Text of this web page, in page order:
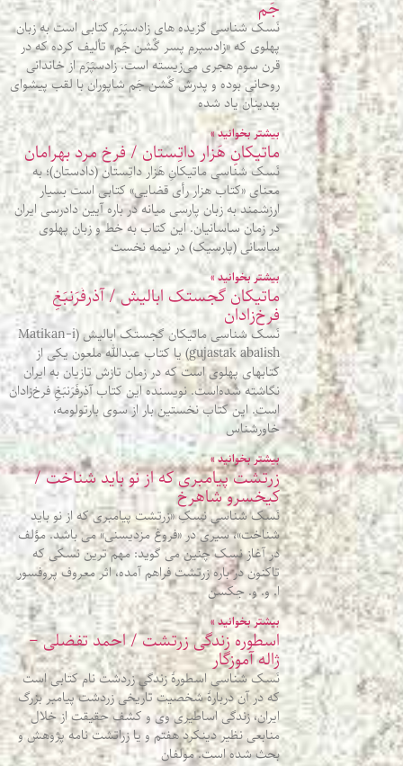
جَم
نَسک شناسی گزیده‌ های زادسپَرَم کتابی است به زبان
پهلوی که «زادسپرم پسر گٌشن‌ جَم» تألیف کرده که در
قرن سوم هجری می‌زیسته‌ است. زادسپَرَم از خاندانی
روحانی بوده و پدرش گٌشن‌ جَم شاپوران با لقب پیشوای
بهدینان یاد شده‌
بیشتر بخوانید »
ماتیکانِ هَزار داتِستان / فرخ مرد بهرامان
نَسک شناسی ماتیکانِ هَزار داتِستان (دادستان)؛ به
معنای «کتاب هزار رأی قضایی» کتابی است بسیار
ارزشمند به زبان پارسی میانه در باره آیین دادرسی ایران
در زمان ساسانیان. این کتاب به خط و زبان پهلوی
ساسانی (پارسیک) در نیمه نخست
بیشتر بخوانید »
ماتیکان گجستک ابالیش / آذرفَرَنبَغِ
فرخ‌زادان
نَسک شناسی ماتیکان گجستک ابالیش (Matikan-i
gujastak abalish) یا کتاب عبدالله ملعون یکی از
کتابهای پهلوی است که در زمان تازش تازیان به ایران
نگاشته شده‌است. نویسنده این کتاب آذرفَرَنبَغِ فرخ‌زادان
است. این کتاب نخستین بار از سوی بارتولومه،
خاورشناس
بیشتر بخوانید »
زرتشت پیامبری که از نو باید شناخت /
کیخسرو شاهرخ
نَسک شناسی نسکِ «زرتشت پیامبری که از نو باید
شناخت»، سیری در «فروغ مزدیسنی» می باشد. مؤلف
در آغاز نسک چنین می گوید: مهم ترین نسکی که
تاکنون در باره زرتشت فراهم آمده، اثر معروف پروفسور
ا. و. و. جکسن
بیشتر بخوانید »
اسطوره زندگی زرتشت / احمد تفضلی –
ژاله آموزگار
نَسک شناسی اسطورۀ زندگی زردشت نام کتابی است
که در آن دربارهٔ شخصیت تاریخی زردشت پیامبر بزرگ
ایران، زندگی اساطیری وی و کشف حقیقت از خلال
منابعی نظیر دینکرد هفتم و یا زراتشت‌ نامه پژوهش و
بحث شده‌ است. مولفان